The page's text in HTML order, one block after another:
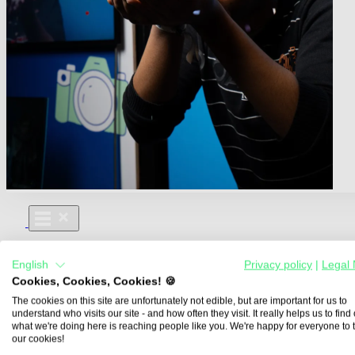
Aus- und Weiterbildungen
Für Lehre & Ausbildung
Media For You
Über Uns
English Privacy policy
Legal
Cookies, Cookies, Cookies! 🍪
The cookies on this site are unfortunately not edible, but are important for us to
understand who visits our site - and how often they visit. It really helps us to find
what we're doing here is reaching people like you. We're happy for everyone to
our cookies!